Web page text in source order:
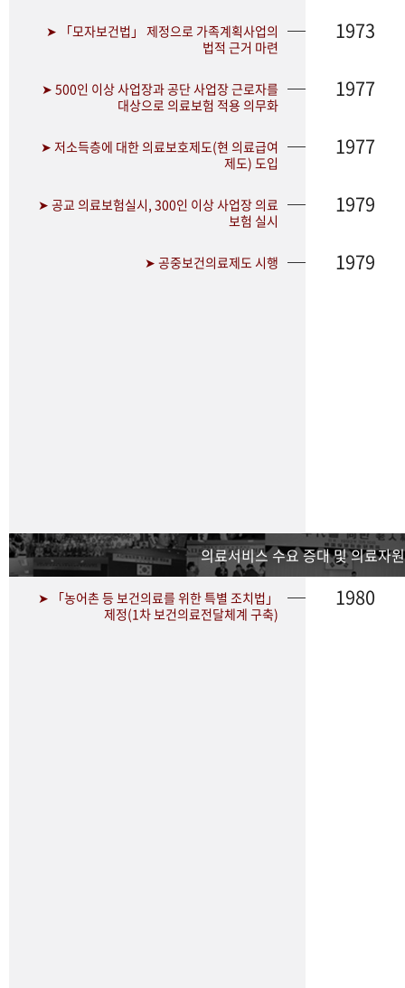
➤ 「모자보건법」 제정으로 가족계획사업의
법적 근거 마련
1973
➤ 500인 이상 사업장과 공단 사업장 근로자를
대상으로 의료보험 적용 의무화
1977
➤ 저소득층에 대한 의료보호제도(현 의료급여
제도) 도입
1977
➤ 공교 의료보험실시, 300인 이상 사업장 의료
보험 실시
1979
➤ 공중보건의료제도 시행 1979
의료서비스 수요 증대 및 의료자
➤ 「농어촌 등 보건의료를 위한 특별 조치법」
제정(1차 보건의료전달체계 구축)
1980